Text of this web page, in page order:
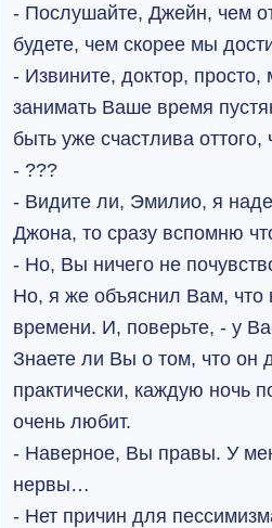
- Послушайте, Джейн, чем
будете, чем скорее мы
- Извините, доктор,
занимать Ваше время
быть уже счастлива
- ???
- Видите ли, Эмилио, я
Джона, то сразу вспомню
- Но, Вы ничего не
Но, я же объяснил Вам,
времени. И, поверьте, - у
Знаете ли Вы о том, что он
практически, каждую ночь
очень любит.
- Наверное, Вы правы. У
нервы…
- Нет причин для